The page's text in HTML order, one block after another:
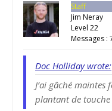
Staff
Jim Neray
Level 22
Messages :
Doc Holliday wrote:
J’ai gâché maintes
plantant de touche